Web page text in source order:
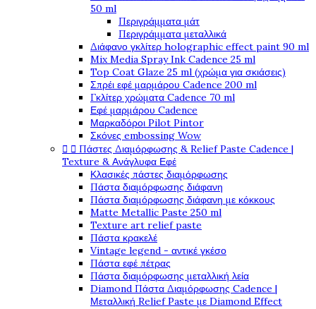
50 ml
Περιγράμματα μάτ
Περιγράμματα μεταλλικά
Διάφανο γκλίτερ holographic effect paint 90 ml
Mix Media Spray Ink Cadence 25 ml
Top Coat Glaze 25 ml (χρώμα για σκιάσεις)
Σπρέι εφέ μαρμάρου Cadence 200 ml
Γκλίτερ χρώματα Cadence 70 ml
Εφέ μαρμάρου Cadence
Μαρκαδόροι Pilot Pintor
Σκόνες embossing Wow
  Πάστες Διαμόρφωσης & Relief Paste Cadence |
Texture & Ανάγλυφα Εφέ
Κλασικές πάστες διαμόρφωσης
Πάστα διαμόρφωσης διάφανη
Πάστα διαμόρφωσης διάφανη με κόκκους
Matte Metallic Paste 250 ml
Texture art relief paste
Πάστα κρακελέ
Vintage legend - αντικέ γκέσο
Πάστα εφέ πέτρας
Πάστα διαμόρφωσης μεταλλική λεία
Diamond Πάστα Διαμόρφωσης Cadence |
Μεταλλική Relief Paste με Diamond Effect